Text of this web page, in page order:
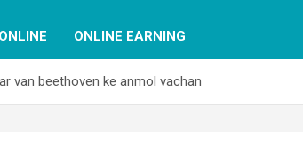
ONLINE EARNING
van beethoven ke anmol vachan